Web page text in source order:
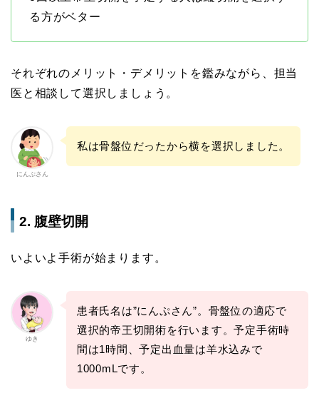
る方がベター
それぞれのメリット・デメリットを鑑みながら、担当
医と相談して選択しましょう。
にんぷさん
私は骨盤位だったから横を選択しました。
2. 腹壁切開
いよいよ手術が始まります。
ゆき
患者氏名は”にんぷさん”。骨盤位の適応で
選択的帝王切開術を行います。予定手術時
間は1時間、予定出血量は羊水込みで
1000mLです。